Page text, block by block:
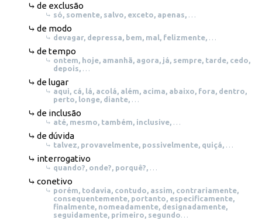
de exclusão
só, somente, salvo, exceto, apenas,…
de modo
devagar, depressa, bem, mal, felizmente,…
de tempo
ontem, hoje, amanhã, agora, já, sempre, tarde, cedo,
depois,…
de lugar
aqui, cá, lá, acolá, além, acima, abaixo, fora, dentro,
perto, longe, diante,…
de inclusão
até, mesmo, também, inclusive,…
de dúvida
talvez, provavelmente, possivelmente, quiçá,…
interrogativo
quando?, onde?, porquê?, …
conetivo
porém, todavia, contudo, assim, contrariamente,
consequentemente, portanto, especificamente,
finalmente, nomeadamente, designadamente,
seguidamente, primeiro, segundo…